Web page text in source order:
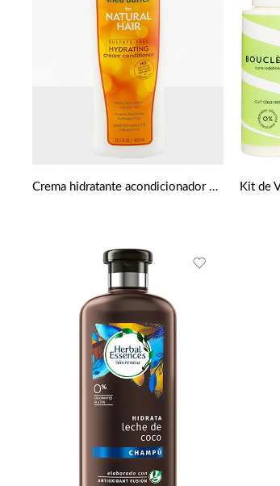
Crema hidratante acondicionador de manteca de karité para cabello natural 400ml de Cantu